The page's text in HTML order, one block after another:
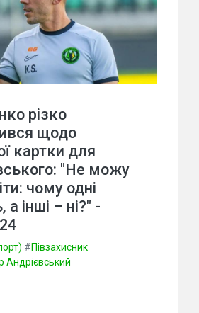
різко
щодо
картки для
"Не можу
чому одні
інші – ні?" -
#Півзахисник
Андрієвський